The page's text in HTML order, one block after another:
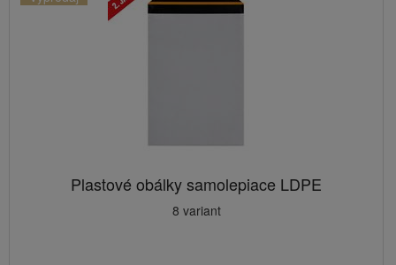
Plastové obálky samolepiace LDPE
8 variant